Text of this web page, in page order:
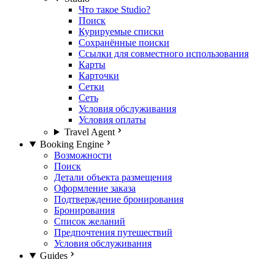
Что такое Studio?
Поиск
Курируемые списки
Сохранённые поиски
Ссылки для совместного использования
Карты
Карточки
Сетки
Сеть
Условия обслуживания
Условия оплаты
Travel Agent
Booking Engine
Возможности
Поиск
Детали объекта размещения
Оформление заказа
Подтверждение бронирования
Бронирования
Список желаний
Предпочтения путешествий
Условия обслуживания
Guides